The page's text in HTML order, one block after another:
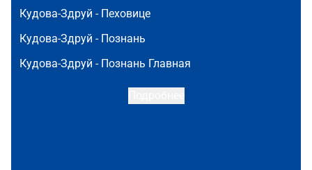
Кудова-Здруй - Пеховице
Кудова-Здруй - Познань
Кудова-Здруй - Познань Главная